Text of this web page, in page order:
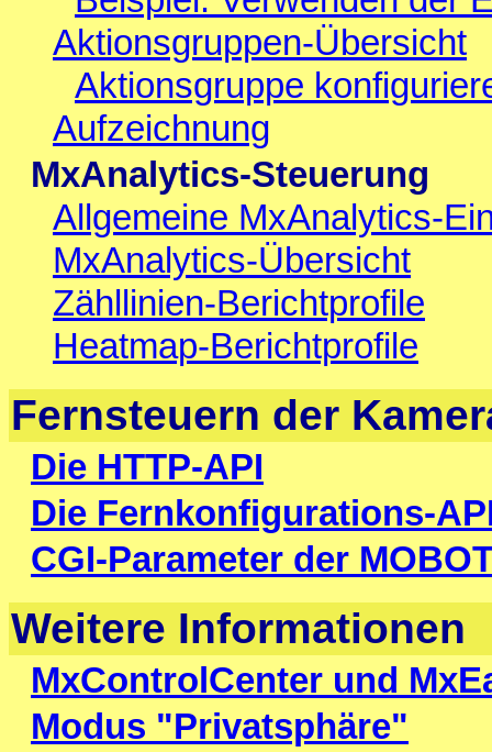
Aktionsgruppen-Übersicht
Aktionsgruppe
Aufzeichnung
MxAnalytics-Steuerung
Allgemeine MxAnalytics-
MxAnalytics-Übersicht
Zähllinien-Berichtprofile
Heatmap-Berichtprofile
Fernsteuern der
Die HTTP-API
Die Fernkonfigurations-
CGI-Parameter der
Weitere Informationen
MxControlCenter und
Modus "Privatsphäre"